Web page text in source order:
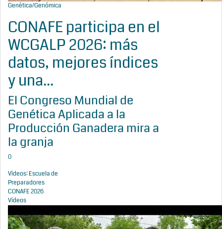
Genética/Genómica
CONAFE participa en el
WCGALP 2026: más
datos, mejores índices
y una...
El Congreso Mundial de
Genética Aplicada a la
Producción Ganadera mira a
la granja
0
Vídeos: Escuela de
Preparadores
CONAFE 2026
Vídeos